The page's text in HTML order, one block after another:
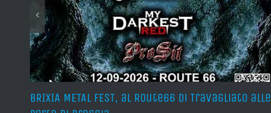
BRIXIA METAL FEST, al Route66 di Travagliato alle